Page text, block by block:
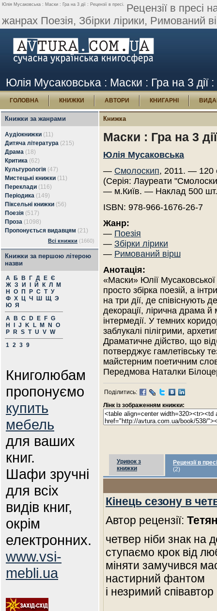
Юлія Мусаковська : Маски : Гра на 3 дії : Рецензії в пресі. Рецензії в пресі
жанрах Поезія, Збірки лірики, Римований
Юлія Мусаковська : Маски : Гра на 3 дії :
ГОЛОВНА КНИЖКИ АВТОРИ КНИГАРНІ
Книжки за жанрами
Аудіокнижки (11)
Дитяча література (215)
Драма (18)
Критика (62)
Культурологія (47)
Мистецькі книжки (11)
Переклади (116)
Періодика (149)
Піксельні книжки (56)
Поезія (517)
Проза (1098)
Пропонується видавцям (21)
Всі книжки (1660)
Книжки за першою літерою
назви
А Б В Г Д Е Є
Ж З И Й К Л
М
Н
О П Р С Т У
Ф Х Ц Ч Ш Щ Э
Ю Я
A
B C D E F G
H
J K L M N
O
P
R S T U V W
1 2 3 9
Книголюбам
пропонуємо
купить
мебель
для ваших
книг.
Шафи зручні
для всіх
видів книг,
окрім
електронних.
www.vsi-
mebli.ua
Книжка
Маски : Гра на 3 дії
Юлія Мусаковська
— Смолоскип, 2011. —
(Серія: Лауреати
— м.Київ. — Наклад 500 шт.
ISBN: 978-966-1676-26-7
Жанр:
— Поезія
— Збірки лірики
— Римований вірш
Анотація:
«Маски» Юлії
просто збірка поезій, а
на три дії, де співіснують
декорації, лірична драма й
інтермедії. У темних
заблукалі пілігрими,
Драматичне дійство, що
потверджує гамлетівську
майстерним поетичним
Передмова Наталки
Поділитись:
Лінк із зображенням книжки:
Уривок з
книжки
Рецензії в пресі
(2)
Кінець сезону в
Автор рецензії:
четвер ніби знак на
ступаємо крок від
міняти замучився
настирний фантом
і незримий співавтор